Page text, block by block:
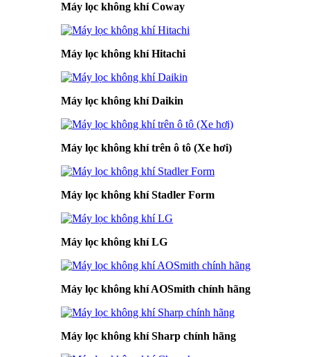
Máy lọc không khí Coway
Máy lọc không khí Hitachi
Máy lọc không khí Daikin
Máy lọc không khí trên ô tô (Xe hơi)
Máy lọc không khí Stadler Form
Máy lọc không khí LG
Máy lọc không khí AOSmith chính hãng
Máy lọc không khí Sharp chính hãng